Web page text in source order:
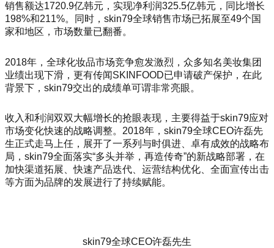
销售额达1720.9亿韩元，实现净利润325.5亿韩元，同比增长
198%和211%。同时，skin79全球销售市场已拓展至49个国
家和地区，市场数量已翻番。
2018年，全球化妆品市场竞争愈发激烈，众多知名美妆集团
业绩出现下滑，更有传闻SKINFOOD已申请破产保护，在此
背景下，skin79交出的成绩单可谓非常亮眼。
收入和利润双双大幅增长的抢眼表现，主要得益于skin79应对
市场变化快速的战略调整。2018年，skin79全球CEO许磊先
生正式走马上任，展开了一系列与时俱进、卓有成效的战略布
局，skin79全面落实“多头并举，再造传奇”的新战略部署，在
加快渠道拓展、快速产品迭代、运营结构优化、全面宣传出击
等方面为品牌的发展进行了持续赋能。
skin79全球CEO许磊先生